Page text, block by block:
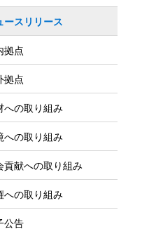
ースリリース
拠点
拠点
への取り組み
への取り組み
貢献への取り組み
への取り組み
公告